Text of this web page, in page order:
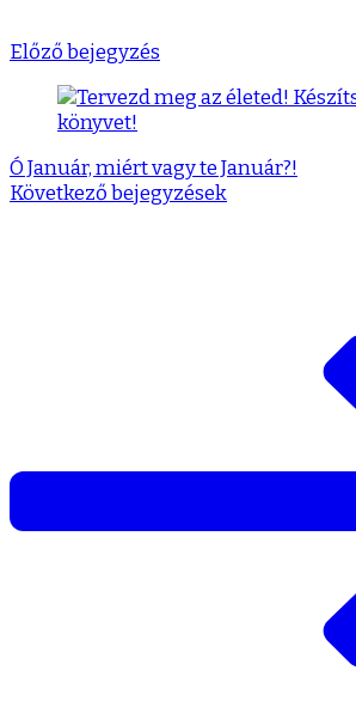
Előző bejegyzés
Ó Január, miért vagy te Január?!
Következő bejegyzések